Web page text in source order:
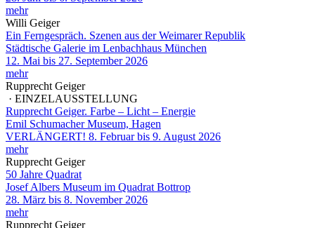
mehr
Willi Geiger
Ein Ferngespräch. Szenen aus der Weimarer Republik
Städtische Galerie im Lenbachhaus München
12. Mai bis 27. September 2026
mehr
Rupprecht Geiger
· EINZELAUSSTELLUNG
Rupprecht Geiger. Farbe – Licht – Energie
Emil Schumacher Museum, Hagen
VERLÄNGERT! 8. Februar bis 9. August 2026
mehr
Rupprecht Geiger
50 Jahre Quadrat
Josef Albers Museum im Quadrat Bottrop
28. März bis 8. November 2026
mehr
Rupprecht Geiger